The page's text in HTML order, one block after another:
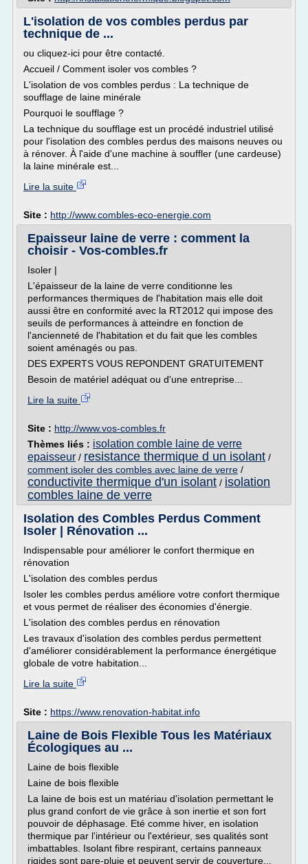
L'isolation de vos combles perdus par
technique de ...
ou cliquez-ici pour être contacté.
Accueil / Comment isoler vos combles ?
L'isolation de vos combles perdus : La technique de
soufflage de laine minérale
Pourquoi le soufflage ?
La technique du soufflage est un procédé industriel utilisé
pour l'isolation des combles perdus des maisons neuves ou
à rénover. À l'aide d'une machine à souffler (une cardeuse)
la laine minérale est...
Lire la suite
Site : http://www.combles-eco-energie.com
Epaisseur laine de verre : comment la
choisir - Vos-combles.fr
Isoler |
L'épaisseur de la laine de verre conditionne les
performances thermiques de l'habitation mais elle doit
aussi être en conformité avec la RT2012 qui impose des
seuils de performances à atteindre en fonction de
l'ancienneté de l'habitation et du fait que les combles
soient aménagés ou pas.
DES EXPERTS VOUS REPONDENT GRATUITEMENT
Besoin de matériel adéquat ou d'une entreprise...
Lire la suite
Site : http://www.vos-combles.fr
Thèmes liés : isolation comble laine de verre
epaisseur / resistance thermique d un isolant /
comment isoler des combles avec laine de verre /
conductivite thermique d'un isolant / isolation
combles laine de verre
Isolation des Combles Perdus Comment
Isoler | Rénovation ...
Indispensable pour améliorer le confort thermique en
rénovation
L'isolation des combles perdus
Isoler les combles perdus améliore votre confort thermique
et vous permet de réaliser des économies d'énergie.
L'isolation des combles perdus en rénovation
Les travaux d'isolation des combles perdus permettent
d'améliorer considérablement la performance énergétique
globale de votre habitation...
Lire la suite
Site : https://www.renovation-habitat.info
Laine de Bois Flexible Tous les Matériaux
Écologiques au ...
Laine de bois flexible
Laine de bois flexible
La laine de bois est un matériau d'isolation permettant le
plus grand confort de vie grâce à son inertie et son fort
pouvoir de déphasage. Eté comme hiver, en isolation
thermique par l'intérieur ou l'extérieur, ses qualités sont
imbattables. Isolant fibre respirant, certains panneaux
rigides sont pare-pluie et peuvent servir de couverture...